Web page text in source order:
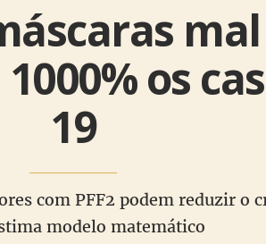
os
19
com PFF2 podem reduzir o
modelo matemático